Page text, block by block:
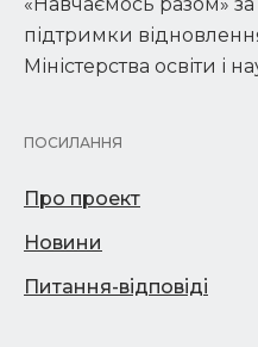
підтримки
Міністерства освіти і
ПОСИЛАННЯ
Про проект
Новини
Питання-відповіді